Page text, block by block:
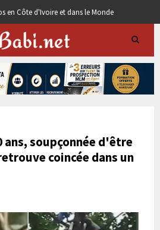
en Côte d'Ivoire et dans le Monde
ans, soupçonnée d'être
coincée dans un